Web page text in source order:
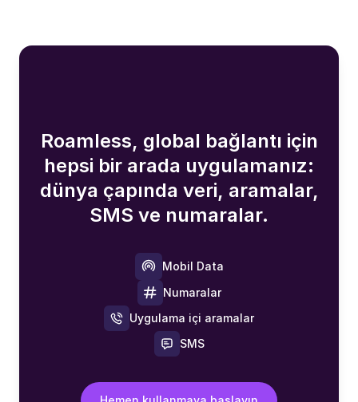
Roamless, global bağlantı için
hepsi bir arada uygulamanız:
dünya çapında veri, aramalar,
SMS ve numaralar.
Mobil Data
Numaralar
Uygulama içi aramalar
SMS